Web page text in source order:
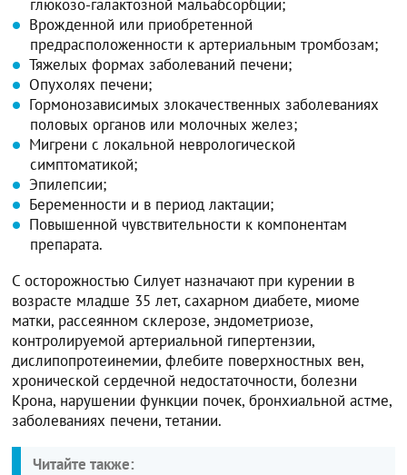
глюкозо-галактозной мальабсорбции;
Врожденной или приобретенной
предрасположенности к артериальным тромбозам;
Тяжелых формах заболеваний печени;
Опухолях печени;
Гормонозависимых злокачественных заболеваниях
половых органов или молочных желез;
Мигрени с локальной неврологической
симптоматикой;
Эпилепсии;
Беременности и в период лактации;
Повышенной чувствительности к компонентам
препарата.
С осторожностью Силует назначают при курении в
возрасте младше 35 лет, сахарном диабете, миоме
матки, рассеянном склерозе, эндометриозе,
контролируемой артериальной гипертензии,
дислипопротеинемии, флебите поверхностных вен,
хронической сердечной недостаточности, болезни
Крона, нарушении функции почек, бронхиальной астме,
заболеваниях печени, тетании.
Читайте также: